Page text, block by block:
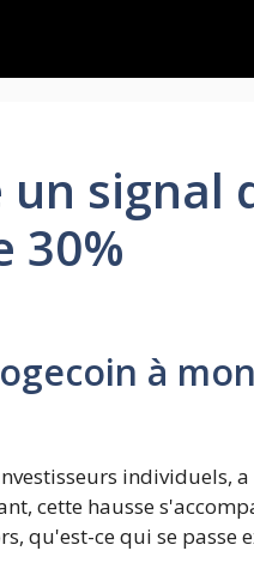
signal
30%
à
individuels,
cette hausse
qu'est-ce qui se passe